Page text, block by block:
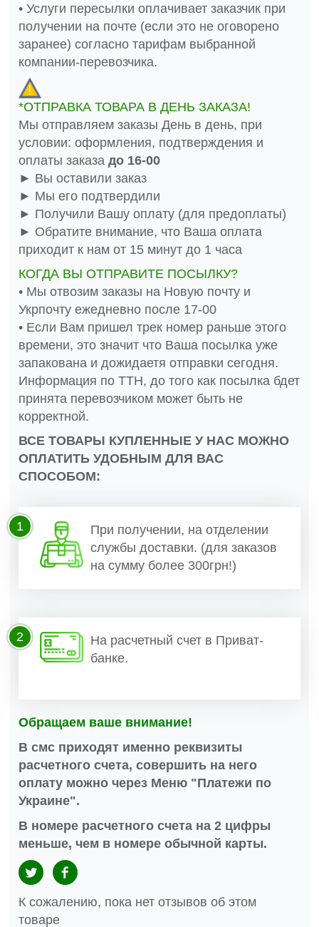
• Услуги пересылки оплачивает заказчик при
получении на почте (если это не оговорено
заранее) согласно тарифам выбранной
компании-перевозчика.
*ОТПРАВКА ТОВАРА В ДЕНЬ ЗАКАЗА!
Мы отправляем заказы День в день, при
условии: оформления, подтверждения и
оплаты заказа до 16-00
► Вы оставили заказ
► Мы его подтвердили
► Получили Вашу оплату (для предоплаты)
► Обратите внимание, что Ваша оплата
приходит к нам от 15 минут до 1 часа
КОГДА ВЫ ОТПРАВИТЕ ПОСЫЛКУ?
• Мы отвозим заказы на Новую почту и
Укрпочту ежедневно после 17-00
• Если Вам пришел трек номер раньше этого
времени, это значит что Ваша посылка уже
запакована и дожидаетя отправки сегодня.
Информация по ТТН, до того как посылка бдет
принята перевозчиком может быть не
корректной.
ВСЕ ТОВАРЫ КУПЛЕННЫЕ У НАС МОЖНО
ОПЛАТИТЬ УДОБНЫМ ДЛЯ ВАС
СПОСОБОМ:
При получении, на отделении
службы доставки. (для заказов
на сумму более 300грн!)
1
На расчетный счет в Приват-
банке.
2
Обращаем ваше внимание!
В смс приходят именно реквизиты
расчетного счета, совершить на него
оплату можно через Меню "Платежи по
Украине".
В номере расчетного счета на 2 цифры
меньше, чем в номере обычной карты.
К сожалению, пока нет отзывов об этом
товаре